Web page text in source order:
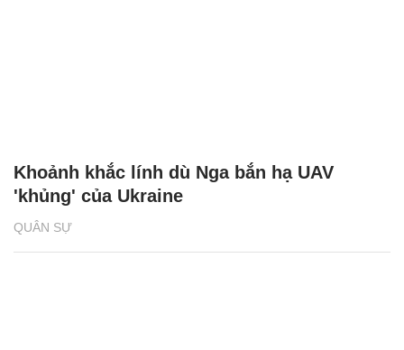
QUÂN SỰ
Khoảnh khắc lính dù Nga bắn hạ UAV
'khủng' của Ukraine